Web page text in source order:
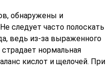
обнаружены и
следует часто полоскать
ведь из-за выраженного
нормальная
кислот и щелочей. При